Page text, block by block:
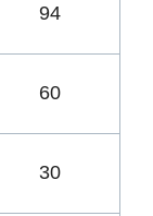
94
60
30